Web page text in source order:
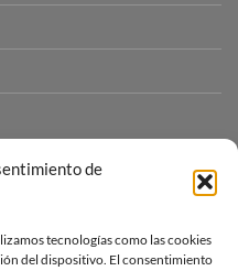
de
tecnologías como las cookies
del dispositivo. El consentimiento